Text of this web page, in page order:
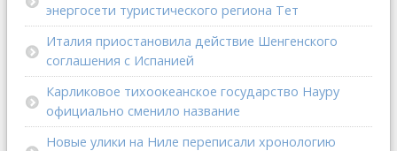
энергосети туристического региона Тет
Италия приостановила действие Шенгенского
соглашения с Испанией
Карликовое тихоокеанское государство Науру
официально сменило название
Новые улики на Ниле переписали хронологию